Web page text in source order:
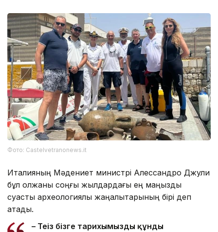
Фото: Castelvetranonews.it
Италияның Мәдениет министрі Алессандро Джули
бұл олжаны соңғы жылдардағы ең маңызды
суасты археологиялық жаңалықтарының бірі деп
атады.
– Теңіз бізге тарихымыздың құнды